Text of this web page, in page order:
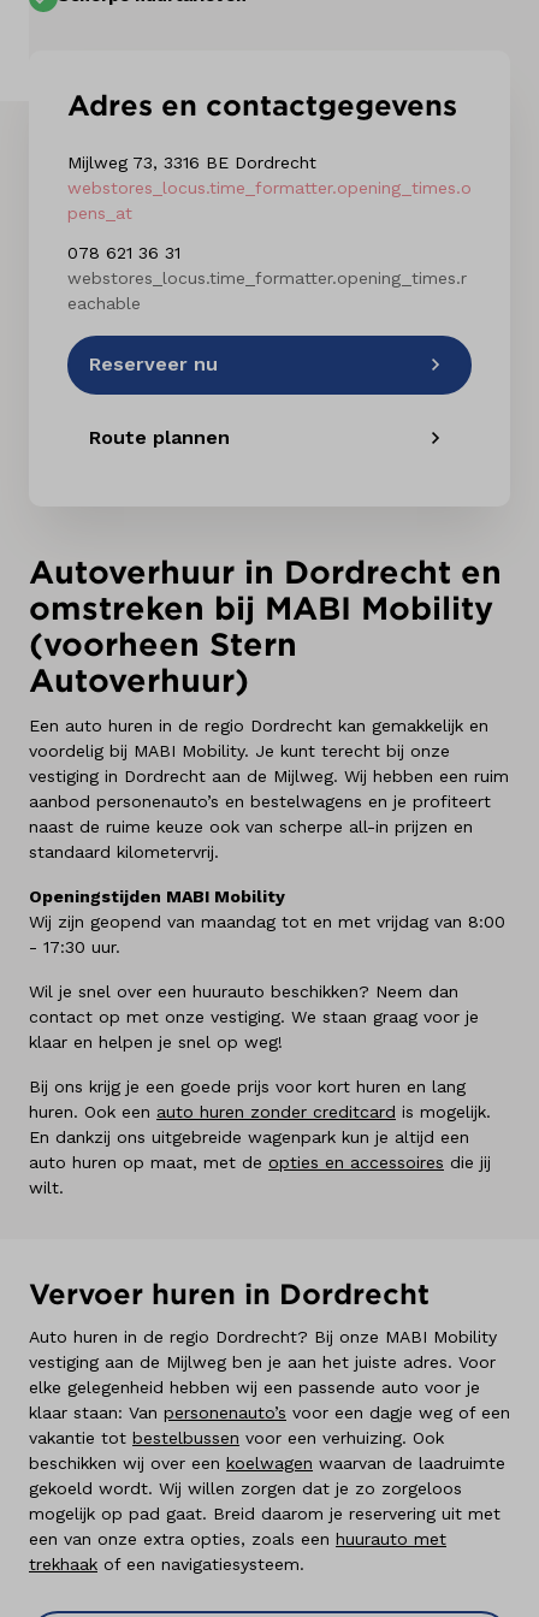
Adres en contactgegevens
Mijlweg 73, 3316 BE Dordrecht
webstores_locus.time_formatter.opening_times.o
pens_at
078 621 36 31
webstores_locus.time_formatter.opening_times.r
eachable
Reserveer nu
Route plannen
Autoverhuur in Dordrecht en
omstreken bij MABI Mobility
(voorheen Stern
Autoverhuur)
Een auto huren in de regio Dordrecht kan gemakkelijk en
voordelig bij MABI Mobility. Je kunt terecht bij onze
vestiging in Dordrecht aan de Mijlweg. Wij hebben een ruim
aanbod personenauto’s en bestelwagens en je profiteert
naast de ruime keuze ook van scherpe all-in prijzen en
standaard kilometervrij.
Openingstijden MABI Mobility
Wij zijn geopend van maandag tot en met vrijdag van 8:00
- 17:30 uur.
Wil je snel over een huurauto beschikken? Neem dan
contact op met onze vestiging. We staan graag voor je
klaar en helpen je snel op weg!
Bij ons krijg je een goede prijs voor kort huren en lang
huren. Ook een auto huren zonder creditcard is mogelijk.
En dankzij ons uitgebreide wagenpark kun je altijd een
auto huren op maat, met de opties en accessoires die jij
wilt.
Vervoer huren in Dordrecht
Auto huren in de regio Dordrecht? Bij onze MABI Mobility
vestiging aan de Mijlweg ben je aan het juiste adres. Voor
elke gelegenheid hebben wij een passende auto voor je
klaar staan: Van personenauto’s voor een dagje weg of een
vakantie tot bestelbussen voor een verhuizing. Ook
beschikken wij over een koelwagen waarvan de laadruimte
gekoeld wordt. Wij willen zorgen dat je zo zorgeloos
mogelijk op pad gaat. Breid daarom je reservering uit met
een van onze extra opties, zoals een huurauto met
trekhaak of een navigatiesysteem.